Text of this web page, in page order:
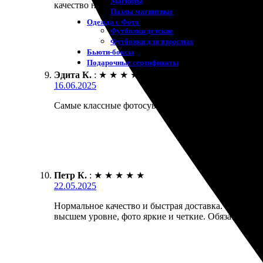
Пазлы магнитные
Одежда с Фото
Футболки детские
Футболки для взрослых
Бьюти-боксы
Подарочные сертификаты
качество на высшем уровне, цвета насыщенные и
Эдита К. : ★ ★ ★ ★
16.06.2025
Самые классные фотосувениры! Заказала печать
Петр К. : ★ ★ ★ ★ ★
22.05.2025
Нормальное качество и быстрая доставка.
высшем уровне, фото яркие и четкие. Обязательно